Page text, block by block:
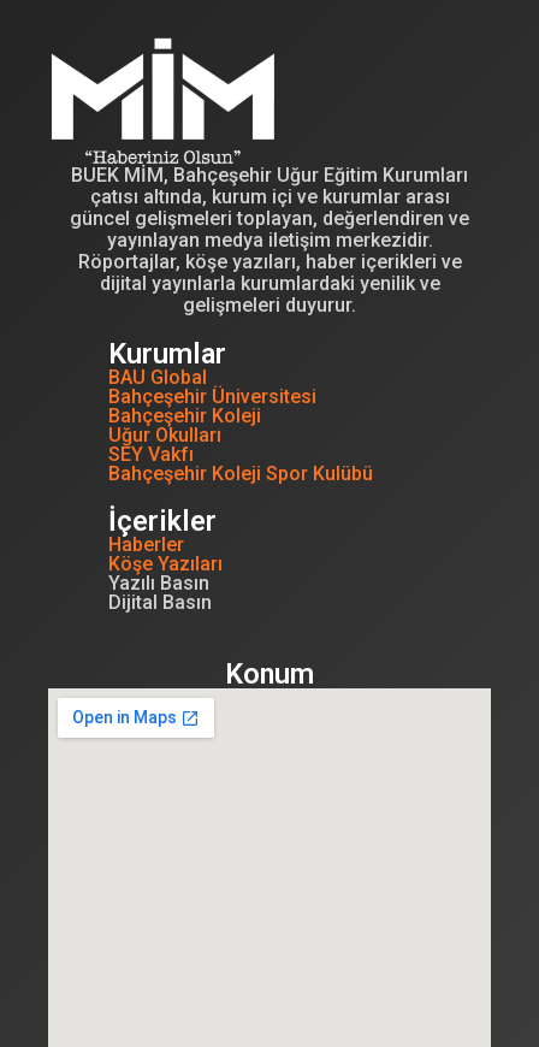
BUEK MİM, Bahçeşehir Uğur Eğitim Kurumları
çatısı altında, kurum içi ve kurumlar arası
güncel gelişmeleri toplayan, değerlendiren ve
yayınlayan medya iletişim merkezidir.
Röportajlar, köşe yazıları, haber içerikleri ve
dijital yayınlarla kurumlardaki yenilik ve
gelişmeleri duyurur.
Kurumlar
BAU Global
Bahçeşehir Üniversitesi
Bahçeşehir Koleji
Uğur Okulları
SEY Vakfı
Bahçeşehir Koleji Spor Kulübü
İçerikler
Haberler
Köşe Yazıları
Yazılı Basın
Dijital Basın
Konum